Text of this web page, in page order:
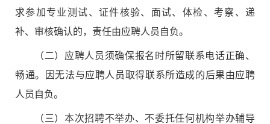
求参加专业测试、 证件核验、面试、体检、考察、递
补、审核确认的，责任由应聘人员自负。
（二）应聘人员须确保报名时所留联系电话正确、
畅通。因无法与应聘人员取得联系所造成的后果由应聘
人员自负。
（三） 本次招聘不举办、不委托任何机构举办辅导